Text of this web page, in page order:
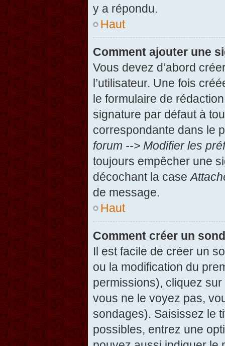
y a répondu.
Haut
Comment ajouter une
Vous devez d’abord
l’utilisateur. Une fois
le formulaire de
signature par défaut à
correspondante dans le
forum --> Modifier les
toujours empêcher une
décochant la case
de message.
Haut
Comment créer un
Il est facile de créer un
ou la modification du
permissions), cliquez sur
vous ne le voyez pas,
sondages). Saisissez le
possibles, entrez une